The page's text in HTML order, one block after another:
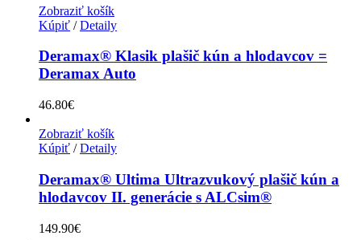
Zobraziť košík
Kúpiť / Detaily
Deramax® Klasik plašič kún a hlodavcov =
Deramax Auto
46.80€
Zobraziť košík
Kúpiť / Detaily
Deramax® Ultima Ultrazvukový plašič kún a
hlodavcov II. generácie s ALCsim®
149.90€